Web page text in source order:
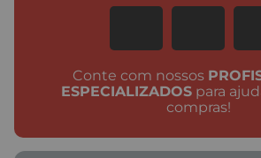
Conte com nossos
ESPECIALIZADOSpara
compras!